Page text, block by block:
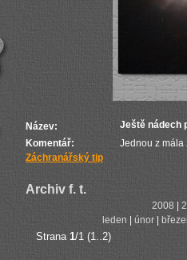
Název:
Ještě nádech
Komentář:
Jednou z mála
Záchranářský tip
Archiv f. t.
2008
leden
únor
Strana 1/1 (1..2)